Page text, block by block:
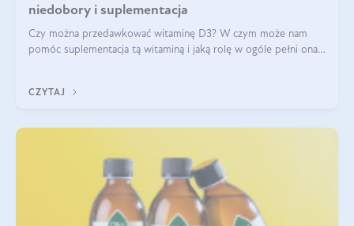
niedobory i suplementacja
Czy można przedawkować witaminę D3? W czym może nam
pomóc suplementacja tą witaminą i jaką rolę w ogóle pełni ona
robić?
CZYTAJ